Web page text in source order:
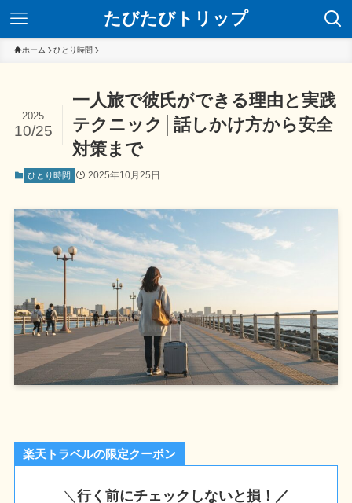
たびたびトリップ
ホーム ひとり時間
一人旅で彼氏ができる理由と実践
テクニック│話しかけ方から安全
対策まで
2025
10/25
ひとり時間 2025年10月25日
楽天トラベルの限定クーポン
＼ 行く前にチェックしないと損！／